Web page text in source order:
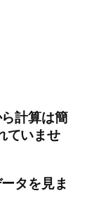
計算は簡
ていませ
タを見ま